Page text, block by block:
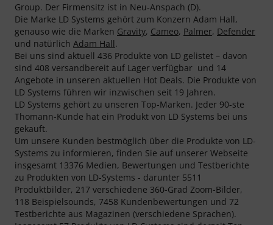
Group. Der Firmensitz ist in Neu-Anspach (D).
Die Marke LD Systems gehört zum Konzern Adam Hall,
genauso wie die Marken Gravity, Cameo, Palmer, Defender
und natürlich Adam Hall.
Bei uns sind aktuell 436 Produkte von LD gelistet – davon
sind 408 versandbereit auf Lager verfügbar und 14
Angebote in unseren aktuellen Hot Deals. Die Produkte von
LD Systems führen wir inzwischen seit 19 Jahren.
LD Systems gehört zu unseren Top-Marken. Jeder 90-ste
Thomann-Kunde hat ein Produkt von LD Systems bei uns
gekauft.
Um unsere Kunden bestmöglich über die Produkte von LD-
Systems zu informieren, finden Sie auf unserer Webseite
insgesamt 13376 Medien, Bewertungen und Testberichte
zu Produkten von LD-Systems - darunter 5511
Produktbilder, 217 verschiedene 360-Grad Zoom-Bilder,
118 Beispielsounds, 7458 Kundenbewertungen und 72
Testberichte aus Magazinen (verschiedene Sprachen).